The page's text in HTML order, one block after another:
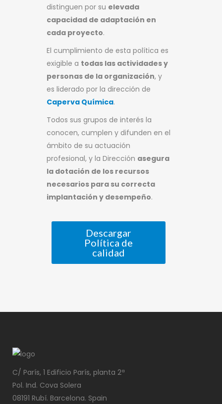
distinguen por su elevada
capacidad de adaptación en
cada proyecto.
El cumplimiento de esta política es
exigible a todas las actividades y
personas de la organización, y
es liderado por la dirección de
Caperva Química.
Todos sus grupos de interés la
conocen, cumplen y difunden en el
ámbito de su actuación
profesional, y la Dirección asegura
la dotación de los recursos
necesarios para su correcta
implantación y desempeño.
Descargar
Política de
calidad
C/ París, 1 Edificio París, planta 2ª
Pol. Ind. Cova Solera
08191 Rubí. Barcelona. Spain